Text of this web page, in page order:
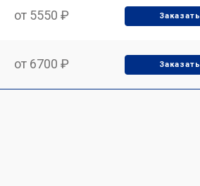
от 5550 ₽ Заказать
от 6700 ₽ Заказать